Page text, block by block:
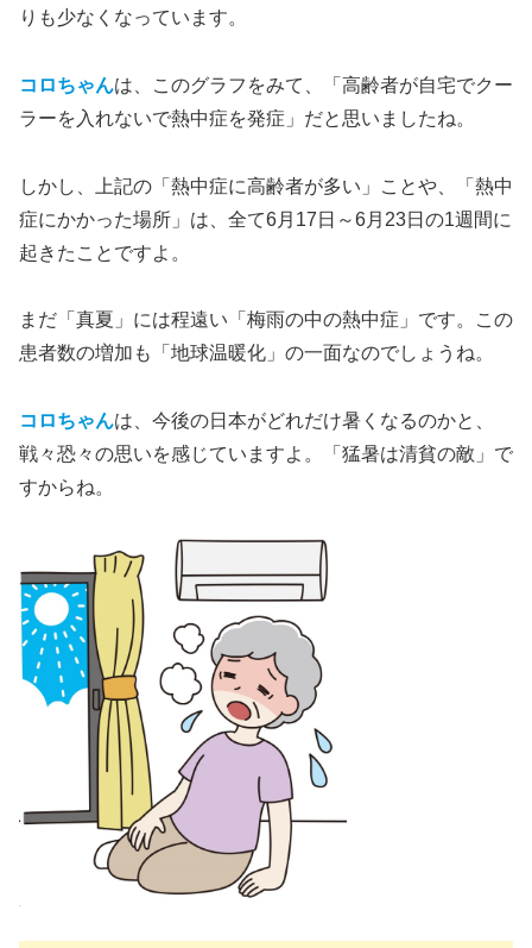
りも少なくなっています。
コロちゃんは、このグラフをみて、「高齢者が自宅でクー
ラーを入れないで熱中症を発症」だと思いましたね。
しかし、上記の「熱中症に高齢者が多い」ことや、「熱中
症にかかった場所」は、全て6月17日～6月23日の1週間に
起きたことですよ。
まだ「真夏」には程遠い「梅雨の中の熱中症」です。この
患者数の増加も「地球温暖化」の一面なのでしょうね。
コロちゃんは、今後の日本がどれだけ暑くなるのかと、
戦々恐々の思いを感じていますよ。「猛暑は清貧の敵」で
すからね。